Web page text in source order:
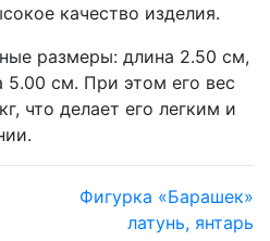
качество изделия.
размеры: длина 2.50 см,
5.00 см. При этом его вес
что делает его легким и
Фигурка «Барашек»
латунь, янтарь